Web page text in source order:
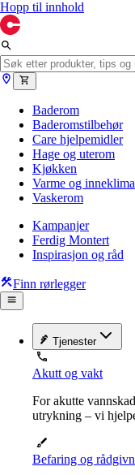
Hopp til innhold
Baderom
Baderomstilbehør
Care hjelpemidler
Hage og uterom
Kjøkken
Varme og inneklima
Vaskerom
Kampanjer
Ferdig Montert
Inspirasjon og råd
Finn rørlegger
Tjenester
Akutt og vakt
For akutte
utrykning – vi
Befaring og